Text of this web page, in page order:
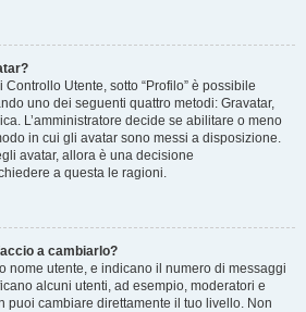
Utente, sotto “Profilo” è possibile
uno dei seguenti quattro metodi: Gravatar,
L’amministratore decide se abilitare o meno
in cui gli avatar sono messi a disposizione.
avatar, allora è una decisione
a questa le ragioni.
a cambiarlo?
nome utente, e indicano il numero di messaggi
alcuni utenti, ad esempio, moderatori e
puoi cambiare direttamente il tuo livello. Non